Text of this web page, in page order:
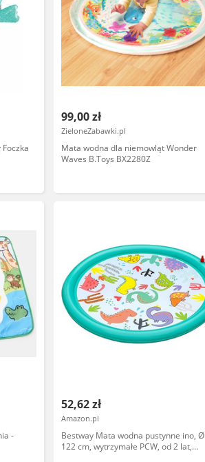
99,00 zł
ZieloneZabawki.pl
Mata wodna dla niemowląt Wonder
Waves B.Toys BX2280Z
-
52,62 zł
Amazon.pl
Bestway Mata wodna pustynne ino, Ø
122 cm, wytrzymałe PCW, od 2 lat,